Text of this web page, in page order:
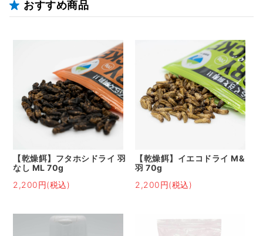
おすすめ商品
【乾燥餌】フタホシドライ 羽
なし ML 70g
2,200円(税込)
【乾燥餌】イエコドライ M&
羽 70g
2,200円(税込)